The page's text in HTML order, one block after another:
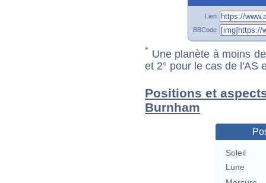
Lien
BBCode
* Une planète à moins
et 2° pour le cas de l'AS
Positions et
Burnham
Soleil
Lune